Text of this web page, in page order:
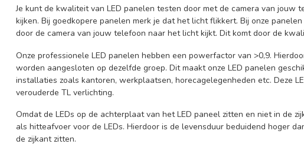
Je kunt de kwaliteit van LED panelen testen door met de camera van jouw
kijken. Bij goedkopere panelen merk je dat het licht flikkert. Bij onze
door de camera van jouw telefoon naar het licht kijkt. Dit komt door de
Onze professionele LED panelen hebben een powerfactor van >0,9.
worden aangesloten op dezelfde groep. Dit maakt onze LED panelen
installaties zoals kantoren, werkplaatsen, horecagelegenheden etc. Deze
verouderde TL verlichting.
Omdat de LEDs op de achterplaat van het LED paneel zitten en niet in de
als hitteafvoer voor de LEDs. Hierdoor is de levensduur beduidend hoger
de zijkant zitten.